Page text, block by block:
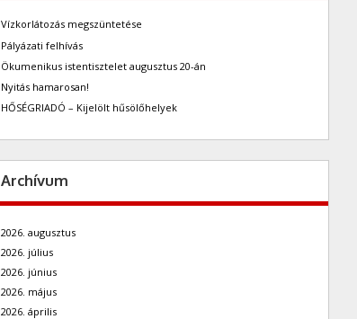
Vízkorlátozás megszüntetése
Pályázati felhívás
Ökumenikus istentisztelet augusztus 20-án
Nyitás hamarosan!
HŐSÉGRIADÓ – Kijelölt hűsölőhelyek
Archívum
2026. augusztus
2026. július
2026. június
2026. május
2026. április